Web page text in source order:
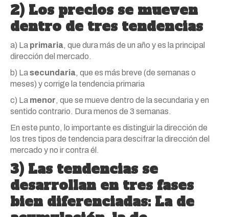
2) Los precios se mueven
dentro de tres tendencias
a) La primaria, que dura más de un año y es la principal
dirección del mercado.
b) Lasecundaria, que es más breve (de semanas o
meses) y corrige la tendencia primaria
c) La menor, que se mueve dentro de la secundaria y en
sentido contrario. Dura menos de 3 semanas.
En este punto, lo importante es distinguir la dirección de
los tres tipos de tendencia para descifrar la dirección del
mercado y no ir contra él.
3) Las tendencias se
desarrollan en tres fases
bien diferenciadas: La de